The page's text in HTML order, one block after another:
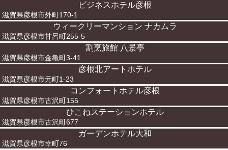
ビジネスホテル彦根
滋賀県彦根市外町170-1
ウィークリーマンション ナカムラ
滋賀県彦根市甘呂町255-5
割烹旅館 八景亭
滋賀県彦根市金亀町3-41
彦根北アートホテル
滋賀県彦根市元町1-23
コンフォートホテル彦根
滋賀県彦根市古沢町155
ひこねステーションホテル
滋賀県彦根市古沢町677
ガーデンホテル大和
滋賀県彦根市幸町76